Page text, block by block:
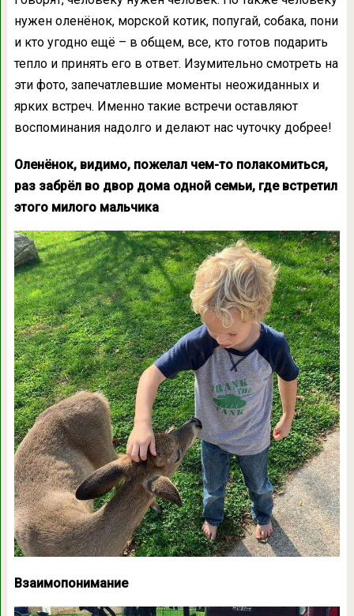
нужен оленёнок, морской котик, попугай, собака, пони
и кто угодно ещё – в общем, все, кто готов подарить
тепло и принять его в ответ. Изумительно смотреть на
эти фото, запечатлевшие моменты неожиданных и
ярких встреч. Именно такие встречи оставляют
воспоминания надолго и делают нас чуточку добрее!
Оленёнок, видимо, пожелал чем-то полакомиться,
раз забрёл во двор дома одной семьи, где встретил
этого милого мальчика
Взаимопонимание